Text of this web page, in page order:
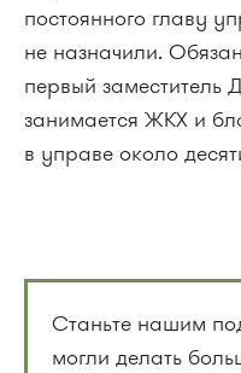
постоянного главу
не назначили.
первый заместитель
занимается ЖКХ и
в управе около
Станьте нашим
могли делать